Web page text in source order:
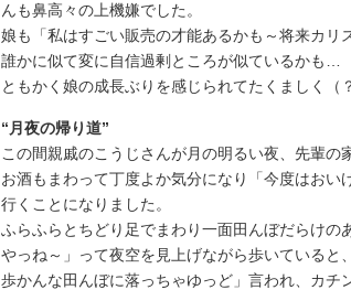
んも鼻高々の上機嫌でした。
娘も「私はすごい販売の才能あるかも～将来カ
誰かに似て変に自信過剰ところが似ているかも…
ともかく娘の成長ぶりを感じられてたくましく（
“月夜の帰り道”
この間親戚のこうじさんが月の明るい夜、先輩
お酒もまわって丁度よか気分になり「今度はお
行くことになりました。
ふらふらとちどり足でまわり一面田んぼだらけ
やっね～」って夜空を見上げながら歩いている
歩かんな田んぼに落っちゃゆっど」言われ、カチ